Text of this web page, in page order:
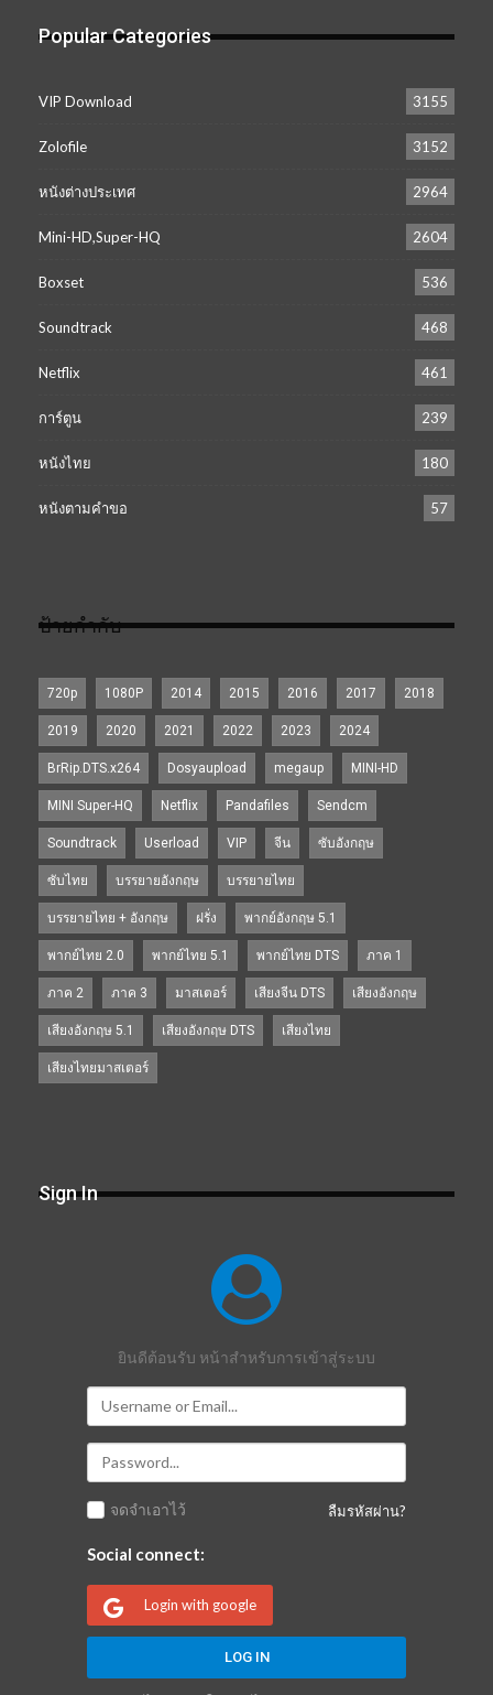
Popular Categories
VIP Download 3155
Zolofile 3152
หนังต่างประเทศ 2964
Mini-HD,Super-HQ 2604
Boxset 536
Soundtrack 468
Netflix 461
การ์ตูน 239
หนังไทย 180
หนังตามคำขอ 57
ป้ายกำกับ
720p 1080P 2014 2015 2016 2017 2018
2019 2020 2021 2022 2023 2024
BrRip.DTS.x264 Dosyaupload megaup MINI-HD
MINI Super-HQ Netflix Pandafiles Sendcm
Soundtrack Userload VIP จีน ซับอังกฤษ
ซับไทย บรรยายอังกฤษ บรรยายไทย
บรรยายไทย + อังกฤษ ฝรั่ง พากย์อังกฤษ 5.1
พากย์ไทย 2.0 พากย์ไทย 5.1 พากย์ไทย DTS ภาค 1
ภาค 2 ภาค 3 มาสเตอร์ เสียงจีน DTS เสียงอังกฤษ
เสียงอังกฤษ 5.1 เสียงอังกฤษ DTS เสียงไทย
เสียงไทยมาสเตอร์
Sign In
ยินดีต้อนรับ หน้าสำหรับการเข้าสู่ระบบ
ลืมรหัสผ่าน?
จดจำเอาไว้
Social connect:
Login with google